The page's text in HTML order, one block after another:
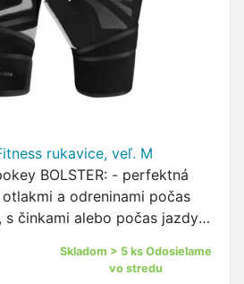
rukavice, veľ. M
BOLSTER: - perfektná
a odreninami počas
s činkami alebo počas jazdy
Skladom > 5 ks Odosielame
vo stredu